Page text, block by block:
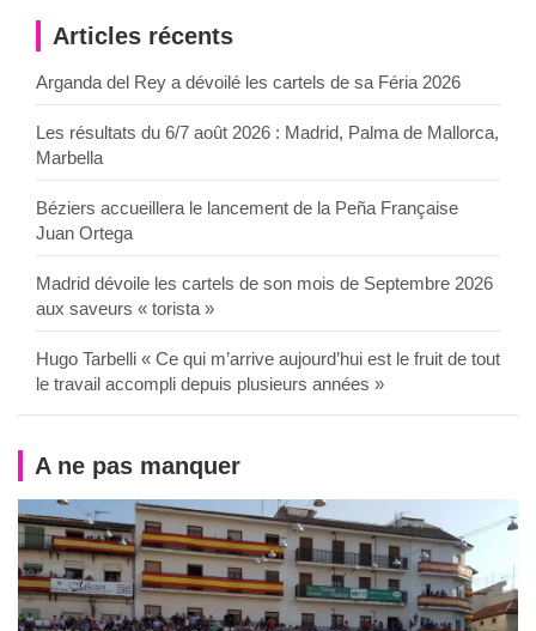
Articles récents
Arganda del Rey a dévoilé les cartels de sa Féria 2026
Les résultats du 6/7 août 2026 : Madrid, Palma de Mallorca,
Marbella
Béziers accueillera le lancement de la Peña Française
Juan Ortega
Madrid dévoile les cartels de son mois de Septembre 2026
aux saveurs « torista »
Hugo Tarbelli « Ce qui m’arrive aujourd’hui est le fruit de tout
le travail accompli depuis plusieurs années »
A ne pas manquer